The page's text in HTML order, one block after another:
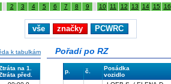
2 3 4 5 6 7 8 9 10 11 12 13 14 15 16
vše značky PCWRC
k tabulkám
na 1.
před.
Pořadí po RZ
p. č.
Posádka
vozidlo